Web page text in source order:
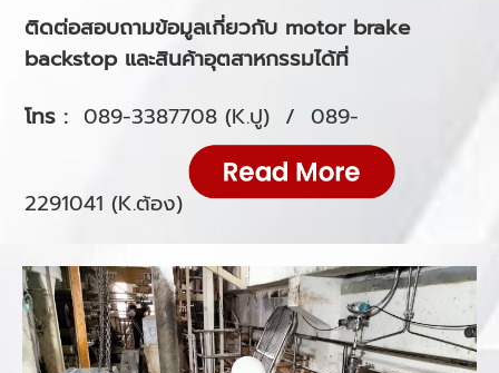
ติดต่อสอบถามข้อมูลเกี่ยวกับ motor brake
backstopและสินค้าอุตสาหกรรมได้ที่
โทร : 089-3387708 (K.ปู) /089-
2291041 (K.ต้อง)